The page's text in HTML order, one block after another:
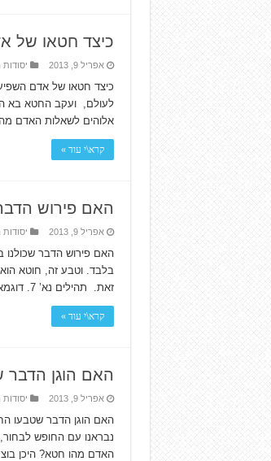
כיצד חטאו של
אפריל 9, 2013
כיצד חטאו של אדם
אלוהים לשאלות האדם
קרא\י עוד »
האם פירוש
אפריל 9, 2013
האם פירוש הדבר שכולנו
בלבד. וטבע זה, חוטא
זאת. תהילים נא’ 7. דוגמא ציורית לכך היא, תבנית מתכת של רפרפת …
קרא\י עוד »
האם הוגן הדבר
אפריל 9, 2013
האם הוגן הדבר שטבעו
נבראנו עם החופש
האדם מהו חטא? היכן